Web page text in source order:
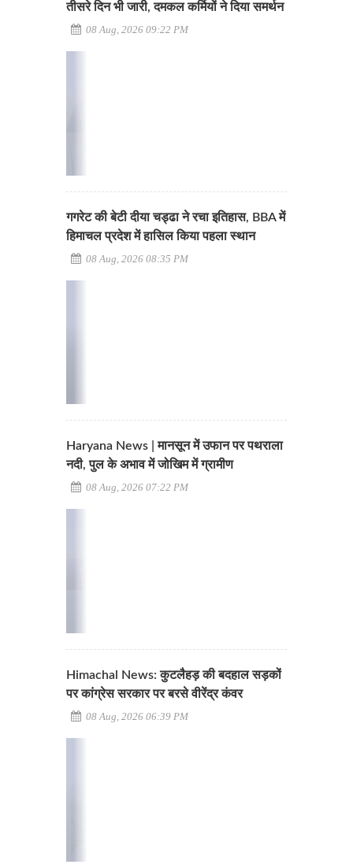
तीसरे दिन भी जारी, दमकल कर्मियों ने दिया समर्थन
08 Aug, 2026 09:22 PM
गगरेट की बेटी दीया चड्ढा ने रचा इतिहास, BBA में
हिमाचल प्रदेश में हासिल किया पहला स्थान
08 Aug, 2026 08:35 PM
Haryana News | मानसून में उफान पर पथराला
नदी, पुल के अभाव में जोखिम में ग्रामीण
08 Aug, 2026 07:22 PM
Himachal News: कुटलैहड़ की बदहाल सड़कों
पर कांग्रेस सरकार पर बरसे वीरेंद्र कंवर
08 Aug, 2026 06:39 PM